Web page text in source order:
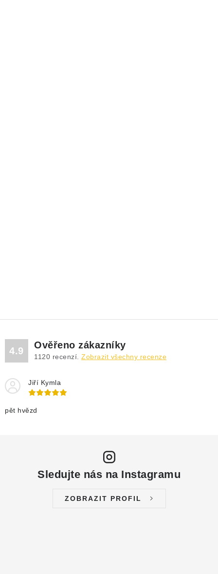
4.9
Ověřeno zákazníky
1120 recenzí. Zobrazit všechny recenze
Jiří Kymla
pět hvězd
Sledujte nás na Instagramu
ZOBRAZIT PROFIL